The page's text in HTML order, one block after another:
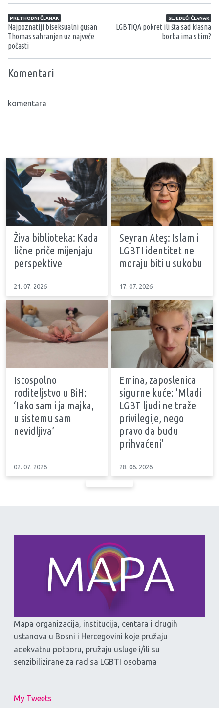
Navigacija članaka
PRETHODNI ČLANAK
Najpoznatiji biseksualni gusan
Thomas sahranjen uz najveće
počasti
SLJEDEĆI ČLANAK
LGBTIQA pokret ili šta sad klasna
borba ima s tim?
Komentari
komentara
Živa biblioteka: Kada
lične priče mijenjaju
perspektive
21. 07. 2026
Seyran Ateş: Islam i
LGBTI identitet ne
moraju biti u sukobu
17. 07. 2026
Istospolno
roditeljstvo u BiH:
‘Iako sam i ja majka,
u sistemu sam
nevidljiva’
02. 07. 2026
Emina, zaposlenica
sigurne kuće: ‘Mladi
LGBT ljudi ne traže
privilegije, nego
pravo da budu
prihvaćeni’
28. 06. 2026
Mapa organizacija, institucija, centara i drugih
ustanova u Bosni i Hercegovini koje pružaju
adekvatnu potporu, pružaju usluge i/ili su
senzibilizirane za rad sa LGBTI osobama
My Tweets